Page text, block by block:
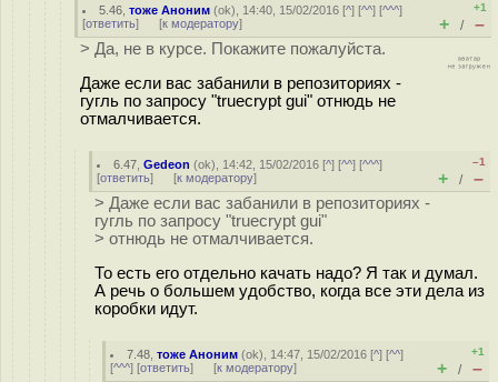
5.46 ,тоже Аноним (ok), 14:40, 15/02/2016 [^] [^^] [^^^]
[ответить] [к модератору]
+1
+ / –
> Да, не в курсе. Покажите пожалуйста.
Даже если вас забанили в репозиториях -
гугль по запросу "truecrypt gui" отнюдь не
отмалчивается.
6.47 ,Gedeon (ok), 14:42, 15/02/2016 [^] [^^] [^^^]
[ответить] [к модератору]
–1
+ / –
> Даже если вас забанили в репозиториях -
гугль по запросу "truecrypt gui"
> отнюдь не отмалчивается.
То есть его отдельно качать надо? Я так и думал.
А речь о большем удобство, когда все эти дела из
коробки идут.
7.48 ,тоже Аноним (ok), 14:47, 15/02/2016 [^] [^^]
[^^^] [ответить] [к модератору]
+1
+ / –